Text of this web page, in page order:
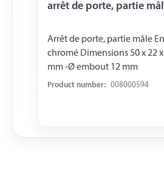
arrêt de porte, partie
Arrêt de porte, partie mâle
chromé Dimensions 50 x 22 x
mm -Ø embout 12 mm
Product number: 008000594